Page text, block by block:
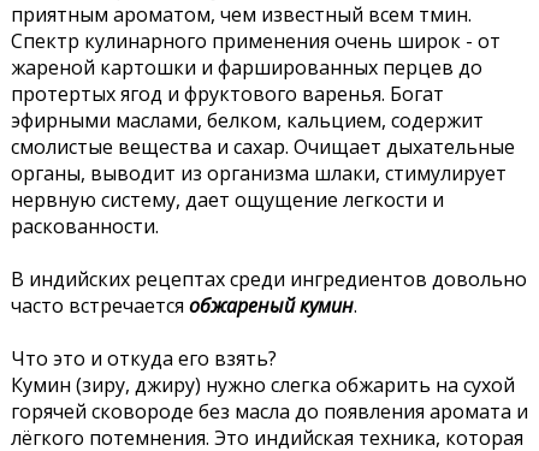
приятным ароматом, чем известный всем тмин.
Спектр кулинарного применения очень широк - от
жареной картошки и фаршированных перцев до
протертых ягод и фруктового варенья. Богат
эфирными маслами, белком, кальцием, содержит
смолистые вещества и сахар. Очищает дыхательные
органы, выводит из организма шлаки, стимулирует
нервную систему, дает ощущение легкости и
раскованности.
В индийских рецептах среди ингредиентов довольно
часто встречается обжареный кумин.
Что это и откуда его взять?
Кумин (зиру, джиру) нужно слегка обжарить на сухой
горячей сковороде без масла до появления аромата и
лёгкого потемнения. Это индийская техника, которая